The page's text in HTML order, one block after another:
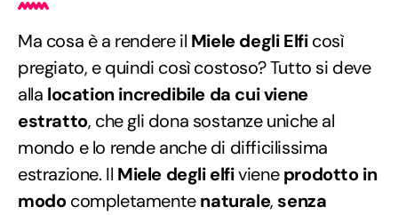
Ma cosa è a rendere il Miele degli Elficosì
pregiato, e quindi così costoso? Tutto si deve
alla location incredibile da cui viene
estratto, che gli dona sostanze uniche al
mondo e lo rende anche di difficilissima
estrazione. Il Miele degli elfivieneprodotto in
modocompletamentenaturale, senza